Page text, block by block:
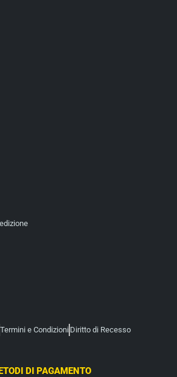
Termini e Condizioni Diritto di Recesso
DI PAGAMENTO